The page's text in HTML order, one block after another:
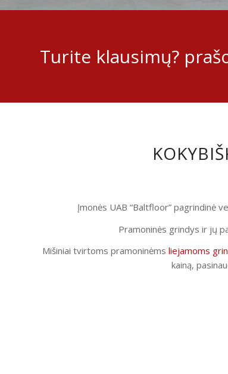
Turite klausimų?
Įmonės UAB “Baltfloor” pagrindinė
Pramoninės grindys ir jų
Mišiniai tvirtoms pramoninėms liejamoms
kainą,